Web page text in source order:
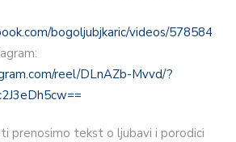
bogoljubjkaric/videos/
reel/DLnAZb-Mvvd/?
prenosimo tekst o ljubavi i porodici